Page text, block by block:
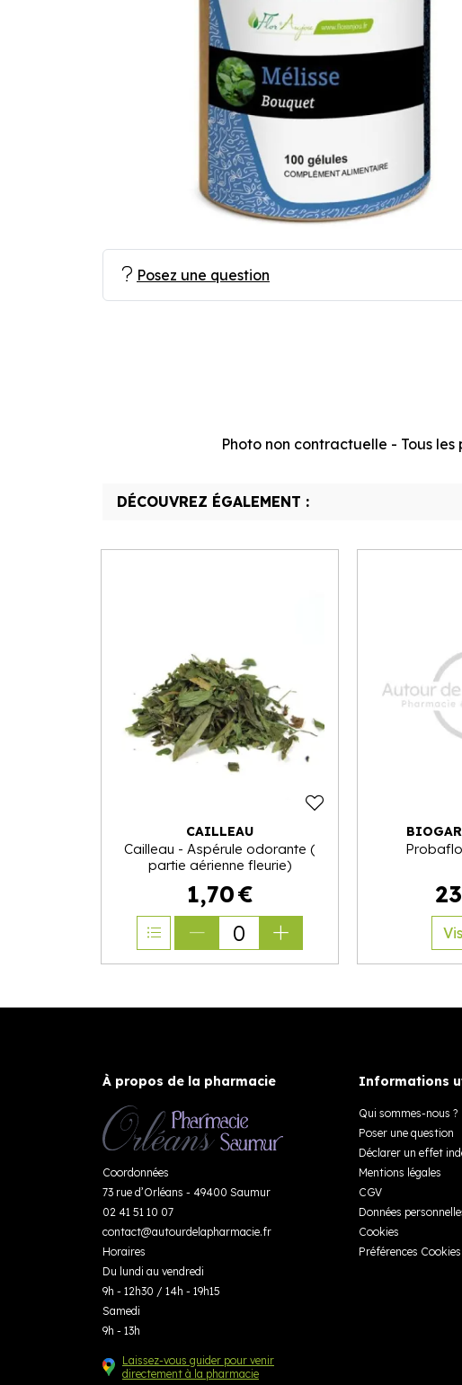
Posez une question
Photo non contractuelle - Tous
DÉCOUVREZ ÉGALEMENT :
CAILLEAU
Cailleau - Aspérule odorante (
partie aérienne fleurie)
1,70€
0
23
À propos de la pharmacie
Coordonnées
73 rue d’Orléans - 49400 Saumur
02 41 51 10 07
contact@autourdelapharmacie.fr
Horaires
Du lundi au vendredi
9h - 12h30 / 14h - 19h15
Samedi
9h - 13h
Laissez-vous guider pour venir
directement à la pharmacie
Informations
Qui sommes-nous ?
Poser une question
Déclarer un effet
Mentions légales
CGV
Données
Cookies
Préférences Cookies